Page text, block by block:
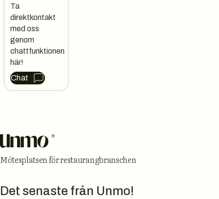
Ta
direktkontakt
med oss
genom
chattfunktionen
här!
Chat
Mötesplatsen för restaurangbranschen
Det senaste från Unmo!